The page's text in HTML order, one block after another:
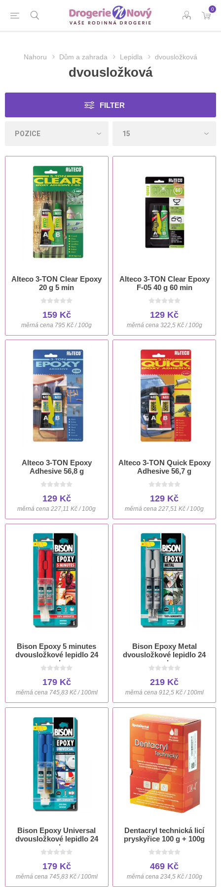
0
Nahoru Dům a zahrada Lepidla dvousložková
dvousložková
FILTER
Alteco 3-TON Clear Epoxy
20 g 5 min
159 Kč
měrná cena 795 Kč / 100g
Alteco 3-TON Clear Epoxy
F-05 40 g 60 min
129 Kč
měrná cena 322,5 Kč / 100g
Alteco 3-TON Epoxy
Adhesive 56,8 g
129 Kč
měrná cena 227,11 Kč / 100g
Alteco 3-TON Quick Epoxy
Adhesive 56,7 g
129 Kč
měrná cena 227,51 Kč / 100g
Bison Epoxy 5 minutes
dvousložkové lepidlo 24
ml
179 Kč
měrná cena 745,83 Kč / 100ml
Bison Epoxy Metal
dvousložkové lepidlo 24
ml
219 Kč
měrná cena 912,5 Kč / 100ml
Bison Epoxy Universal
dvousložkové lepidlo 24
ml
179 Kč
měrná cena 745,83 Kč / 100ml
Dentacryl technická licí
pryskyřice 100 g + 100g
469 Kč
měrná cena 234,5 Kč / 100g